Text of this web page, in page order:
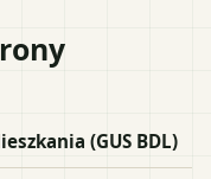
(GUS BDL)